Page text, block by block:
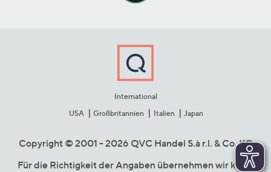
International
USA
Großbritannien Italien Japan
Copyright © 2001 - 2026 QVC Handel S.à r.l. & Co. KG
Für die Richtigkeit der Angaben übernehmen wir keine